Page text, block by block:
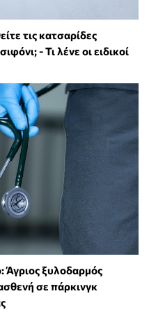
τις κατσαρίδες
- Τι λένε οι ειδικοί
Άγριος ξυλοδαρμός
σε πάρκινγκ